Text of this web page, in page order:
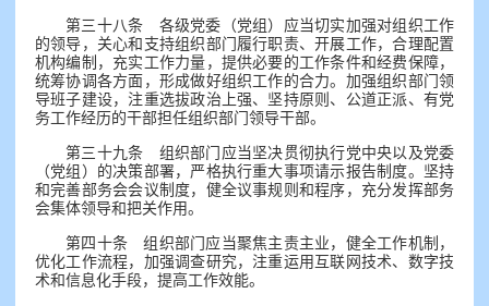
第三十八条 各级党委（党组）应当切实加强对组织工作
的领导，关心和支持组织部门履行职责、开展工作，合理配置
机构编制，充实工作力量，提供必要的工作条件和经费保障，
统筹协调各方面，形成做好组织工作的合力。加强组织部门领
导班子建设，注重选拔政治上强、坚持原则、公道正派、有党
务工作经历的干部担任组织部门领导干部。
第三十九条 组织部门应当坚决贯彻执行党中央以及党委
（党组）的决策部署，严格执行重大事项请示报告制度。坚持
和完善部务会会议制度，健全议事规则和程序，充分发挥部务
会集体领导和把关作用。
第四十条 组织部门应当聚焦主责主业，健全工作机制，
优化工作流程，加强调查研究，注重运用互联网技术、数字技
术和信息化手段，提高工作效能。